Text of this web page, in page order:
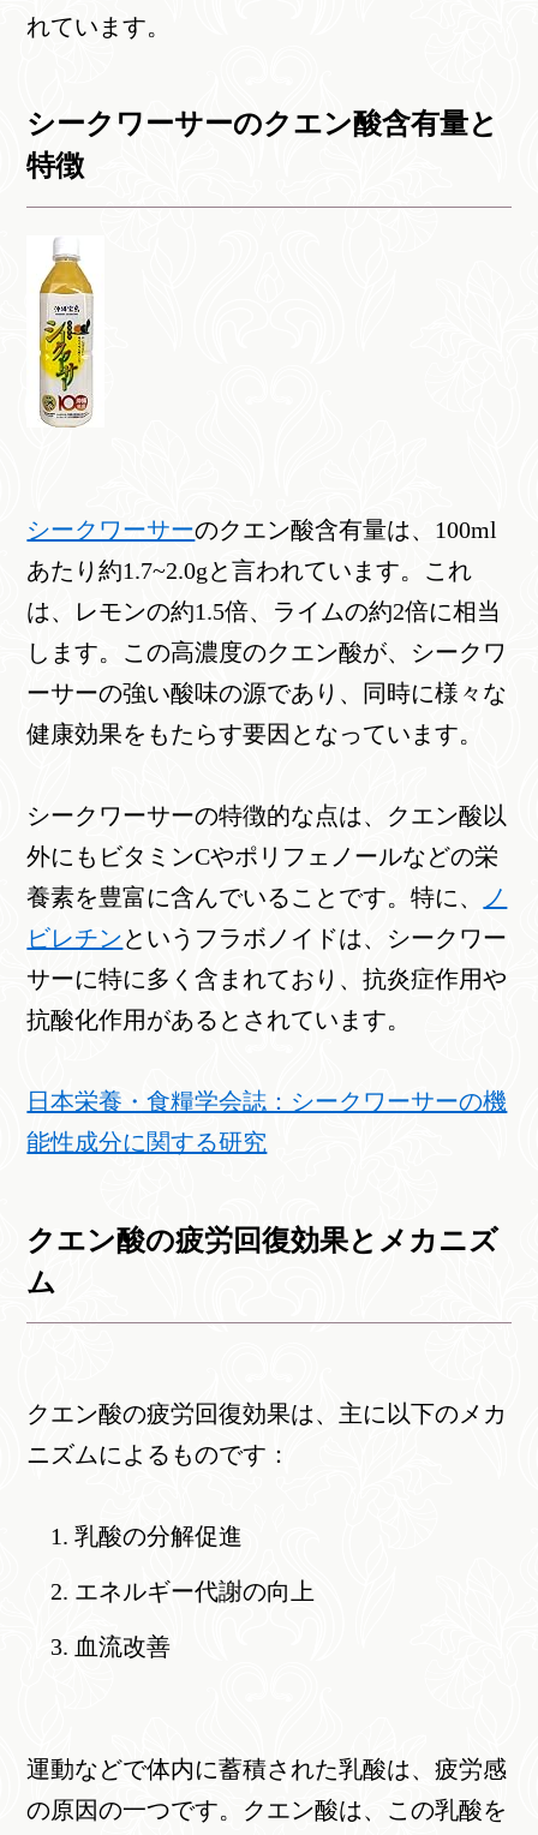
れています。
シークワーサーのクエン酸含有量と
特徴
シークワーサーのクエン酸含有量は、100ml
あたり約1.7~2.0gと言われています。これ
は、レモンの約1.5倍、ライムの約2倍に相当
します。この高濃度のクエン酸が、シークワ
ーサーの強い酸味の源であり、同時に様々な
健康効果をもたらす要因となっています。
シークワーサーの特徴的な点は、クエン酸以
外にもビタミンCやポリフェノールなどの栄
養素を豊富に含んでいることです。特に、
ノ
ビレチンというフラボノイドは、シークワー
サーに特に多く含まれており、抗炎症作用や
抗酸化作用があるとされています。
日本栄養・食糧学会誌：シークワーサーの機
能性成分に関する研究
クエン酸の疲労回復効果とメカニズ
ム
クエン酸の疲労回復効果は、主に以下のメカ
ニズムによるものです：
乳酸の分解促進
エネルギー代謝の向上
血流改善
運動などで体内に蓄積された乳酸は、疲労感
の原因の一つです。クエン酸は、この乳酸を